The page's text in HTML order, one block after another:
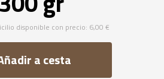
disponible con precio: 6,00 €
a cesta